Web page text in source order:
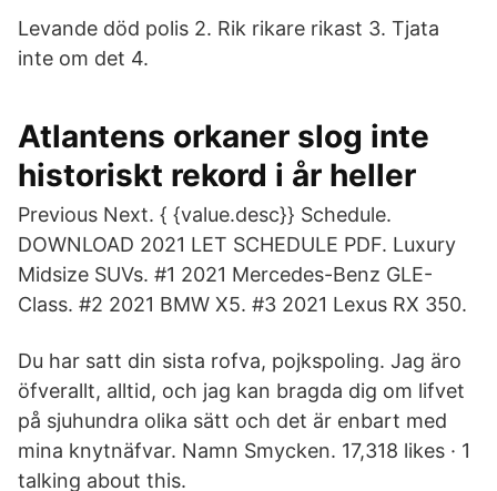
Levande död polis 2. Rik rikare rikast 3. Tjata
inte om det 4.
Atlantens orkaner slog inte
historiskt rekord i år heller
Previous Next. { {value.desc}} Schedule.
DOWNLOAD 2021 LET SCHEDULE PDF. Luxury
Midsize SUVs. #1 2021 Mercedes-Benz GLE-
Class. #2 2021 BMW X5. #3 2021 Lexus RX 350.
Du har satt din sista rofva, pojkspoling. Jag äro
öfverallt, alltid, och jag kan bragda dig om lifvet
på sjuhundra olika sätt och det är enbart med
mina knytnäfvar. Namn Smycken. 17,318 likes · 1
talking about this.